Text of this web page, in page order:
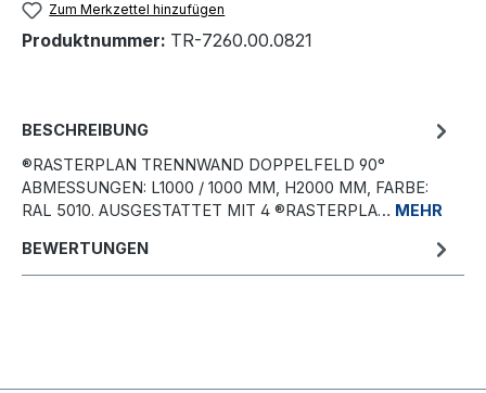
Zum Merkzettel hinzufügen
Produktnummer: TR-7260.00.0821
BESCHREIBUNG
®RASTERPLAN TRENNWAND DOPPELFELD 90°
ABMESSUNGEN: L1000 / 1000 MM, H2000 MM, FARBE:
RAL 5010. AUSGESTATTET MIT 4 ®RASTERPLA… MEHR
BEWERTUNGEN